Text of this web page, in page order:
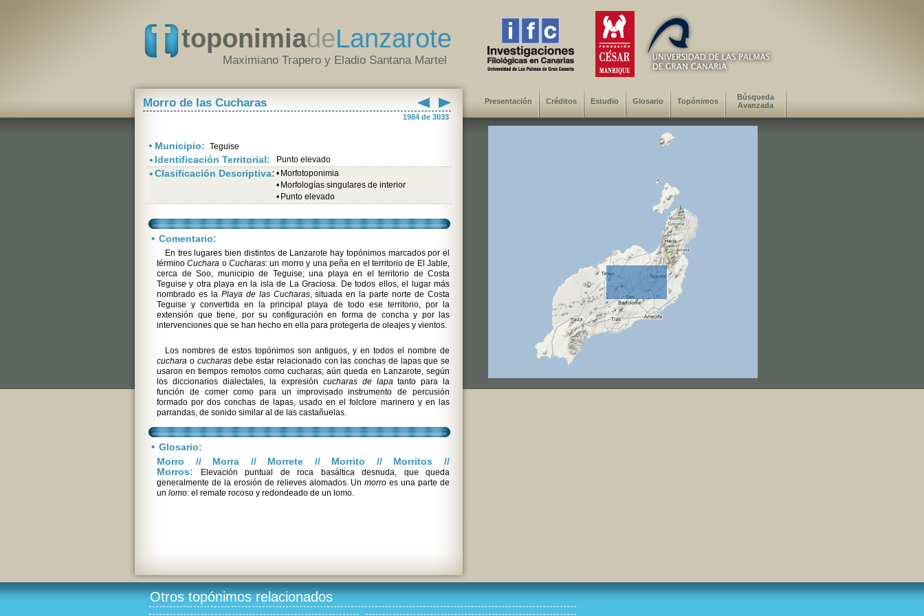
toponimiadeLanzarote
Maximiano Trapero y Eladio Santana Martel
Morro de las Cucharas
1984 de 3033
• Municipio: Teguise
• Identificación Territorial: Punto elevado
•Clasificación Descriptiva: • Morfotoponimia
• Morfologías singulares de interior
• Punto elevado
• Comentario:
En tres lugares bien distintos de Lanzarote hay topónimos marcados por el
términoCuchara oCucharas: un morro y una peña en el territorio de El Jable,
cerca de Soo, municipio de Teguise; una playa en el territorio de Costa
Teguise y otra playa en la isla de La Graciosa. De todos ellos, el lugar más
nombrado es la Playa de las Cucharas, situada en la parte norte de Costa
Teguise y convertida en la principal playa de todo ese territorio, por la
extensión que tiene, por su configuración en forma de concha y por las
intervenciones que se han hecho en ella para protegerla de oleajes y vientos.
Los nombres de estos topónimos son antiguos, y en todos el nombre de
cuchara o cucharasdebe estar relacionado con las conchas de lapas que se
usaron en tiempos remotos como cucharas; aún queda en Lanzarote, según
los diccionarios dialectales, la expresión cucharas de lapatanto para la
función de comer como para un improvisado instrumento de percusión
formado por dos conchas de lapas, usado en el folclore marinero y en las
parrandas, de sonido similar al de las castañuelas.
• Glosario:
Morro // Morra // Morrete // Morrito // Morritos //
Morros: Elevación puntual de roca basáltica desnuda, que queda
generalmente de la erosión de relieves alomados. Unmorro es una parte de
un lomo: el remate rocoso y redondeado de un lomo.
Presentación Créditos Estudio Glosario Topónimos
Búsqueda
Avanzada
Otros topónimos relacionados